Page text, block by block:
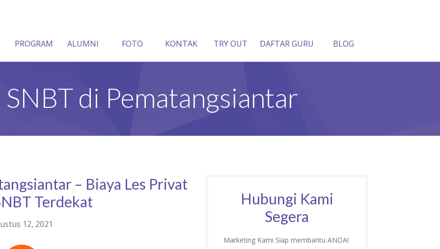
PROGRAM ALUMNI FOTO KONTAK TRY OUT DAFTAR GURU BLOG
di Pematangsiantar
– Biaya Les Privat
Terdekat
12, 2021
Hubungi Kami
Segera
Marketing Kami Siap membantu ANDA!.